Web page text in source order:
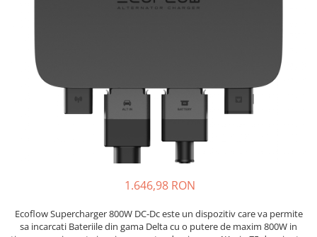
Incarcatoare acumulatori
Panouri fotovoltaice
Sisteme prindere panouri
fotovoltaice
Controlere solare
MPPT
1.646,98 RON
Ecoflow Supercharger 800W DC-Dc este un dispozitiv care va permite
sa incarcati Bateriile din gama Delta cu o putere de maxim 800W in